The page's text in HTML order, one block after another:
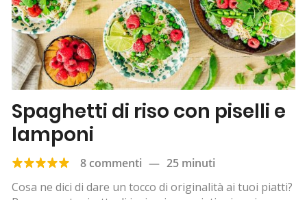
Spaghetti di riso con piselli e
lamponi
8 commenti — 25 minuti
Cosa ne dici di dare un tocco di originalità ai tuoi piatti?